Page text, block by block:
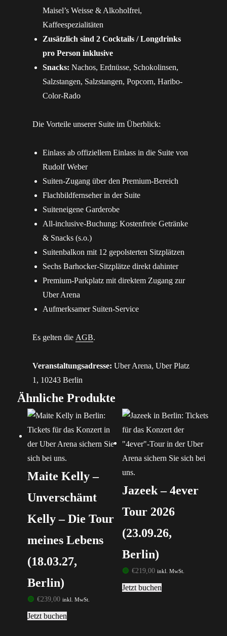
Maisel’s Weisse & Alkoholfrei,
Kaffeespezialitäten
Zusätzlich sind 2 Cocktails / Longdrinks
pro Person inklusive
Snacks: Nachos, Erdnüsse, Schokolinsen,
Salzstangen, Salzstangen, Popcorn, Haribo-
Color-Rado
Die Vorteile unserer Suite im Überblick:
Einlass ab offiziellem Einlass in die Suite von
Rudolf Weber
Suiten-Zugang über den Premium-Bereich
Flachbildfernseher in der Suite
Suiteneigene Garderobe
All-inclusive-Buchung: Kostenfreie Getränke
& Snacks (s.o.)
Suitenbalkon mit 12 gepolsterten Sitzplätzen
Sechs Barhocker-Sitzplätze direkt dahinter
Premium-Parkplatz mit direktem Zugang zur
Uber Arena
Aufmerksamer Suiten-Service
Es gelten die AGB.
Veranstaltungsadresse: Uber Arena, Uber Platz
1, 10243 Berlin
Ähnliche Produkte
Maite Kelly –
Unverschämt
Kelly – Die Tour
meines Lebens
(18.03.27,
Berlin)
🟢 €239,00 inkl. MwSt.
Jetzt buchen
Jazeek – 4ever
Tour 2026
(23.09.26,
Berlin)
🟢 €219,00 inkl. MwSt.
Jetzt buchen